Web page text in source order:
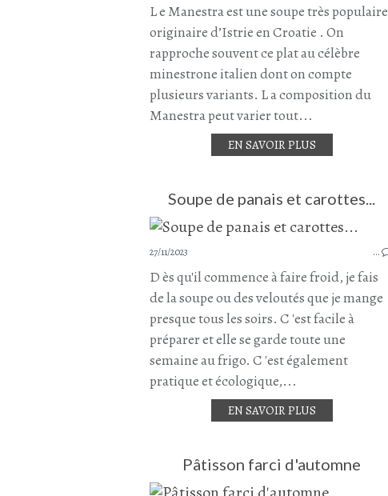
L e Manestra est une soupe très populaire
originaire d’Istrie en Croatie . On
rapproche souvent ce plat au célèbre
minestrone italien dont on compte
plusieurs variants. L a composition du
Manestra peut varier tout...
EN SAVOIR PLUS
Soupe de panais et carottes...
27/11/2023 …
D ès qu'il commence à faire froid, je fais
de la soupe ou des veloutés que je mange
presque tous les soirs. C 'est facile à
préparer et elle se garde toute une
semaine au frigo. C 'est également
pratique et écologique,...
EN SAVOIR PLUS
Pâtisson farci d'automne